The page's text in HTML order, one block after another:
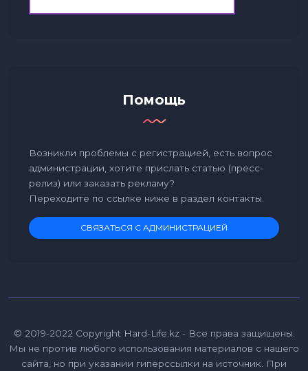
Помощь
Возникли проблемы с регистрацией, есть вопрос
администрации, хотите прислать статью (пресс-
релиз) или заказать рекламу?
Переходите по ссылке ниже в раздел контакты.
СВЯЗАТЬСЯ С АДМИНИСТРАЦИЕЙ
© 2019-2022 Copyright Hard-Life.kz - Все права защищены.
Мы не против любого использования материалов с нашего
сайта, но при указании гиперссылки на источник. При